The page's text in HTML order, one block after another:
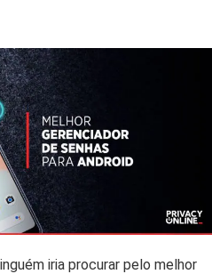
iria procurar pelo melhor